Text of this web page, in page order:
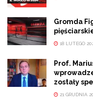
Gromda
18 LUTEGO
Prof.
zostały
21 GRUDNIA